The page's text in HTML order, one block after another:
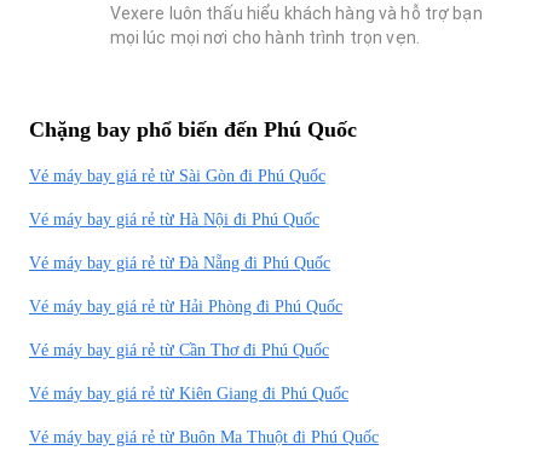
Vexere luôn thấu hiểu khách hàng và hỗ trợ bạn
mọi lúc mọi nơi cho hành trình trọn vẹn.
Chặng bay phổ biến đến Phú Quốc
Vé máy bay giá rẻ từ Sài Gòn đi Phú Quốc
Vé máy bay giá rẻ từ Hà Nội đi Phú Quốc
Vé máy bay giá rẻ từ Đà Nẵng đi Phú Quốc
Vé máy bay giá rẻ từ Hải Phòng đi Phú Quốc
Vé máy bay giá rẻ từ Cần Thơ đi Phú Quốc
Vé máy bay giá rẻ từ Kiên Giang đi Phú Quốc
Vé máy bay giá rẻ từ Buôn Ma Thuột đi Phú Quốc